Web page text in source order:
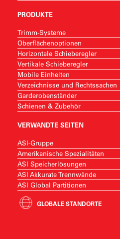
PRODUKTE
Trimm-Systeme
Oberflächenoptionen
Horizontale Schieberegler
Vertikale Schieberegler
Mobile Einheiten
Verzeichnisse und Rechtssachen
Garderobenständer
Schienen & Zubehör
VERWANDTE SEITEN
ASI-Gruppe
Amerikanische Spezialitäten
ASI Speicherlösungen
ASI Akkurate Trennwände
ASI Global Partitionen
GLOBALE STANDORTE